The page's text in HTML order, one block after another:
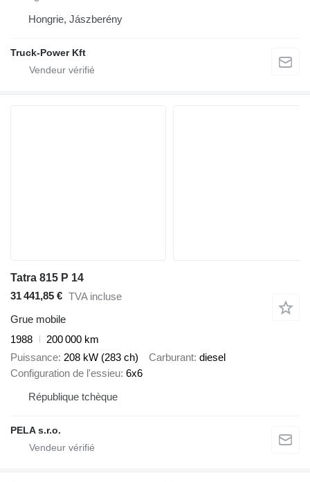
Hongrie, Jászberény
Truck-Power Kft
Tatra 815 P 14
31 441,85 € TVA incluse
Grue mobile
1988
200 000 km
Puissance 208 kW (283 ch) Carburant diesel
Configuration de l'essieu 6x6
République tchèque
PELA s.r.o.